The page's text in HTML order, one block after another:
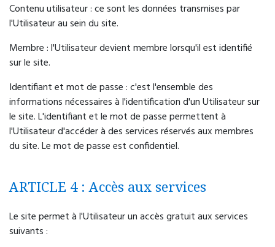
Contenu utilisateur : ce sont les données transmises par
l'Utilisateur au sein du site.
Membre : l'Utilisateur devient membre lorsqu'il est identifié
sur le site.
Identifiant et mot de passe : c'est l'ensemble des
informations nécessaires à l'identification d'un Utilisateur sur
le site. L'identifiant et le mot de passe permettent à
l'Utilisateur d'accéder à des services réservés aux membres
du site. Le mot de passe est confidentiel.
ARTICLE 4 : Accès aux services
Le site permet à l'Utilisateur un accès gratuit aux services
suivants :